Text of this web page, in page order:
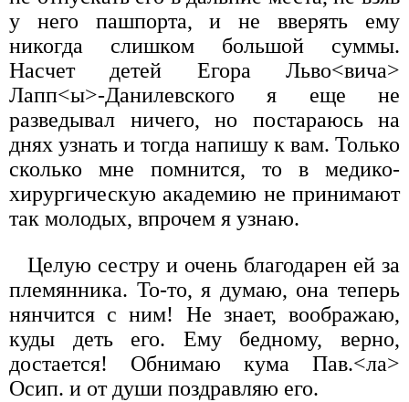
у него пашпорта, и не вверять ему
никогда слишком большой суммы.
Насчет детей Егора Льво<вича>
Лапп<ы>-Данилевского я еще не
разведывал ничего, но постараюсь на
днях узнать и тогда напишу к вам. Только
сколько мне помнится, то в медико-
хирургическую академию не принимают
так молодых, впрочем я узнаю.
Целую сестру и очень благодарен ей за
племянника. То-то, я думаю, она теперь
нянчится с ним! Не знает, воображаю,
куды деть его. Ему бедному, верно,
достается! Обнимаю кума Пав.<ла>
Осип. и от души поздравляю его.